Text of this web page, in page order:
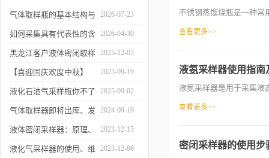
气体取样瓶的基本结构与
工作逻辑是什么？
2026-07-23
如何采集具有代表性的含
油水样？——石油类采水
器原理与使用
2026-04-30
黑龙江客户液体密闭取样
器项目顺利交付
2025-12-05
【喜迎国庆欢度中秋】
2025年国庆中秋放假通知
2025-09-19
液化石油气采样瓶你不了
解的知识！
2025-09-02
气体取样器即将出库、发
货！
2024-09-19
液体密闭采样器：原理、
应用和优势
2023-12-15
液化气采样器的使用、维 2023-12-06
不锈钢蒸馏烧瓶是一种常
查看更多>>
液氨采样器使用指南
液氨采样器是用于采集液
查看更多>>
密闭采样器的使用步